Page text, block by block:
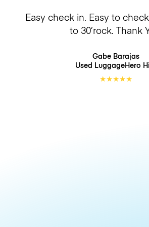
Easy check in. Easy to
to 30’rock. Thank
Gabe Barajas
Used LuggageHero
★★★★★